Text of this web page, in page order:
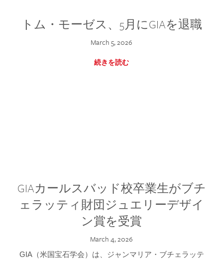
トム・モーゼス、5月にGIAを退職
March 5, 2026
続きを読む
GIAカールスバッド校卒業生がブチ
ェラッティ財団ジュエリーデザイ
ン賞を受賞
March 4, 2026
GIA（米国宝石学会）は、ジャンマリア・ブチェラッテ